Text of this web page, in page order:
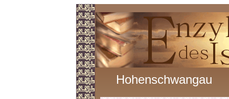
Hohenschwangau